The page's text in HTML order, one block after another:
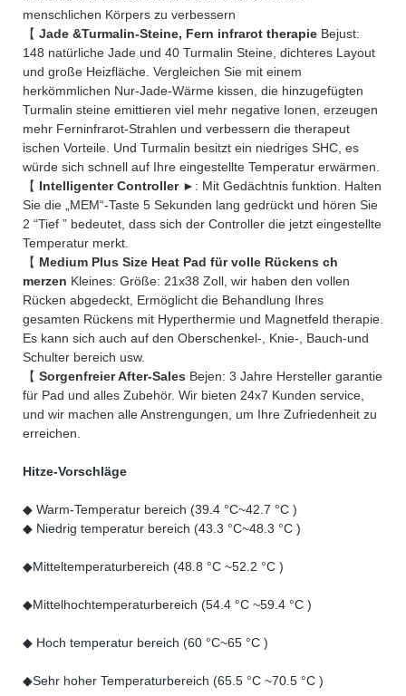
menschlichen Körpers zu verbessern
【 Jade &Turmalin-Steine, Fern infrarot therapie Bejust:
148 natürliche Jade und 40 Turmalin Steine, dichteres Layout
und große Heizfläche. Vergleichen Sie mit einem
herkömmlichen Nur-Jade-Wärme kissen, die hinzugefügten
Turmalin steine emittieren viel mehr negative Ionen, erzeugen
mehr Ferninfrarot-Strahlen und verbessern die therapeut
ischen Vorteile. Und Turmalin besitzt ein niedriges SHC, es
würde sich schnell auf Ihre eingestellte Temperatur erwärmen.
【 Intelligenter Controller ►: Mit Gedächtnis funktion. Halten
Sie die „MEM“-Taste 5 Sekunden lang gedrückt und hören Sie
2 “Tief ” bedeutet, dass sich der Controller die jetzt eingestellte
Temperatur merkt.
【 Medium Plus Size Heat Pad für volle Rückens ch
merzen Kleines: Größe: 21x38 Zoll, wir haben den vollen
Rücken abgedeckt, Ermöglicht die Behandlung Ihres
gesamten Rückens mit Hyperthermie und Magnetfeld therapie.
Es kann sich auch auf den Oberschenkel-, Knie-, Bauch-und
Schulter bereich usw.
【 Sorgenfreier After-Sales Bejen: 3 Jahre Hersteller garantie
für Pad und alles Zubehör. Wir bieten 24x7 Kunden service,
und wir machen alle Anstrengungen, um Ihre Zufriedenheit zu
erreichen.
Hitze-Vorschläge
◆ Warm-Temperatur bereich (39.4 °C~42.7 °C )
◆ Niedrig temperatur bereich (43.3 °C~48.3 °C )
◆Mitteltemperaturbereich (48.8 °C ~52.2 °C )
◆Mittelhochtemperaturbereich (54.4 °C ~59.4 °C )
◆ Hoch temperatur bereich (60 °C~65 °C )
◆Sehr hoher Temperaturbereich (65.5 °C ~70.5 °C )